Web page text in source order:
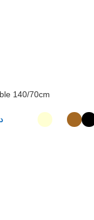
140/70cm